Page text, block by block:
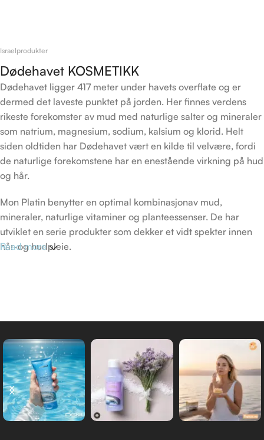
Israelprodukter
Dødehavet KOSMETIKK
Dødehavet ligger 417 meter under havets overflate og er
dermed det laveste punktet på jorden. Her finnes verdens
rikeste forekomster av mud med naturlige salter og mineraler
som natrium, magnesium, sodium, kalsium og klorid. Helt
siden oldtiden har Dødehavet vært en kilde til velvære, fordi
de naturlige forekomstene har en enestående virkning på hud
og hår.
Mon Platin benytter en optimal kombinasjonav mud,
mineraler, naturlige vitaminer og planteessenser. De har
utviklet en serie produkter som dekker et vidt spekter innen
hår-og hudpleie.
Read more